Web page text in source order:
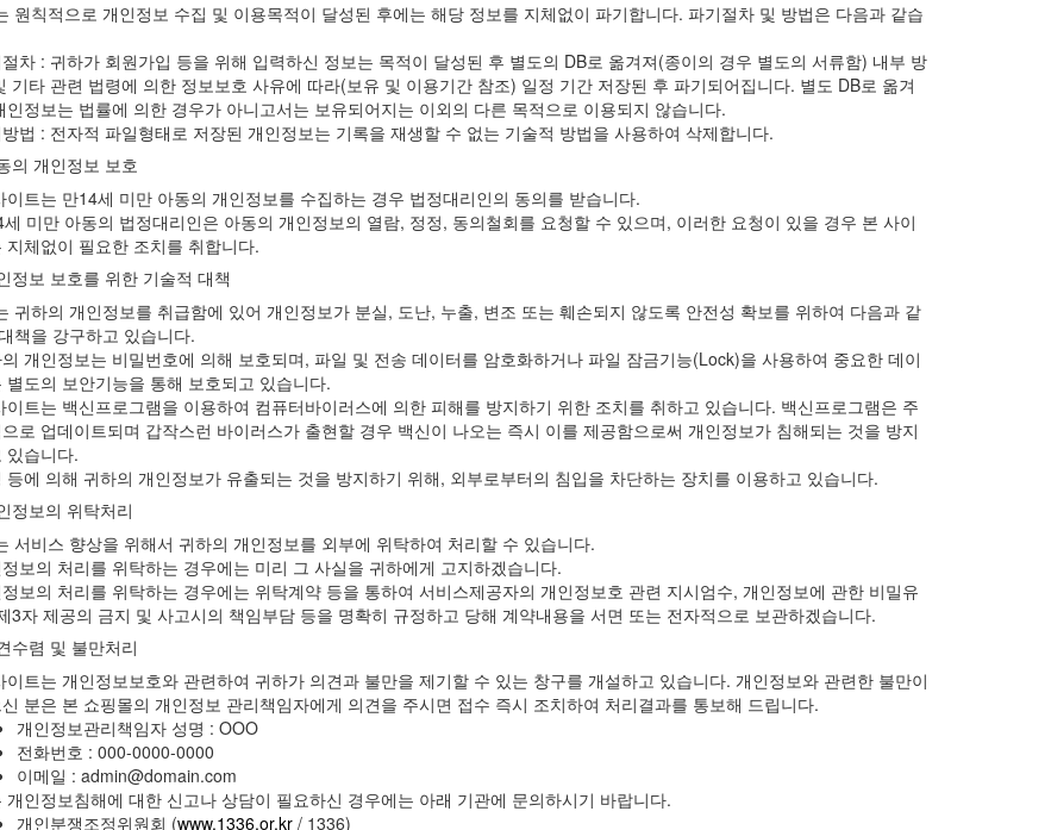
원칙적으로 개인정보 수집 및 이용목적이 달성된 후에는 해당 정보를 지체없이 파기합니다. 파기절차 및 방법은 다음과 같습
차 : 귀하가 회원가입 등을 위해 입력하신 정보는 목적이 달성된 후 별도의 DB로 옮겨져(종이의 경우 별도의 서류함) 내부 방
기타 관련 법령에 의한 정보보호 사유에 따라(보유 및 이용기간 참조) 일정 기간 저장된 후 파기되어집니다. 별도 DB로 옮겨
인정보는 법률에 의한 경우가 아니고서는 보유되어지는 이외의 다른 목적으로 이용되지 않습니다.
법 : 전자적 파일형태로 저장된 개인정보는 기록을 재생할 수 없는 기술적 방법을 사용하여 삭제합니다.
의 개인정보 보호
이트는 만14세 미만 아동의 개인정보를 수집하는 경우 법정대리인의 동의를 받습니다.
세 미만 아동의 법정대리인은 아동의 개인정보의 열람, 정정, 동의철회를 요청할 수 있으며, 이러한 요청이 있을 경우 본 사이
지체없이 필요한 조치를 취합니다.
정보 보호를 위한 기술적 대책
귀하의 개인정보를 취급함에 있어 개인정보가 분실, 도난, 누출, 변조 또는 훼손되지 않도록 안전성 확보를 위하여 다음과 같
책을 강구하고 있습니다.
개인정보는 비밀번호에 의해 보호되며, 파일 및 전송 데이터를 암호화하거나 파일 잠금기능(Lock)을 사용하여 중요한 데이
별도의 보안기능을 통해 보호되고 있습니다.
이트는 백신프로그램을 이용하여 컴퓨터바이러스에 의한 피해를 방지하기 위한 조치를 취하고 있습니다. 백신프로그램은 주
로 업데이트되며 갑작스런 바이러스가 출현할 경우 백신이 나오는 즉시 이를 제공함으로써 개인정보가 침해되는 것을 방지
있습니다.
등에 의해 귀하의 개인정보가 유출되는 것을 방지하기 위해, 외부로부터의 침입을 차단하는 장치를 이용하고 있습니다.
정보의 위탁처리
서비스 향상을 위해서 귀하의 개인정보를 외부에 위탁하여 처리할 수 있습니다.
보의 처리를 위탁하는 경우에는 미리 그 사실을 귀하에게 고지하겠습니다.
보의 처리를 위탁하는 경우에는 위탁계약 등을 통하여 서비스제공자의 개인정보호 관련 지시엄수, 개인정보에 관한 비밀유
3자 제공의 금지 및 사고시의 책임부담 등을 명확히 규정하고 당해 계약내용을 서면 또는 전자적으로 보관하겠습니다.
수렴 및 불만처리
이트는 개인정보보호와 관련하여 귀하가 의견과 불만을 제기할 수 있는 창구를 개설하고 있습니다. 개인정보와 관련한 불만이
분은 본 쇼핑몰의 개인정보 관리책임자에게 의견을 주시면 접수 즉시 조치하여 처리결과를 통보해 드립니다.
개인정보관리책임자 성명 : OOO
전화번호 : 000-0000-0000
이메일 : admin@domain.com
개인정보침해에 대한 신고나 상담이 필요하신 경우에는 아래 기관에 문의하시기 바랍니다.
개인분쟁조정위원회 (www.1336.or.kr/ 1336)